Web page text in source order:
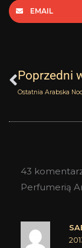
EMAIL
Poprzedni
43
Perfumerią